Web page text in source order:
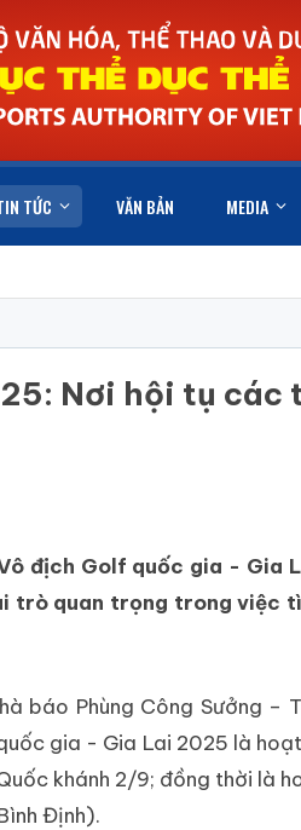
TỨC VĂN BẢN MEDIA
Nơi hội tụ các
địch Golf quốc gia - Gia
trò quan trọng trong việc
báo Phùng Công Sưởng –
gia - Gia Lai 2025 là
khánh 2/9; đồng thời là
Định).